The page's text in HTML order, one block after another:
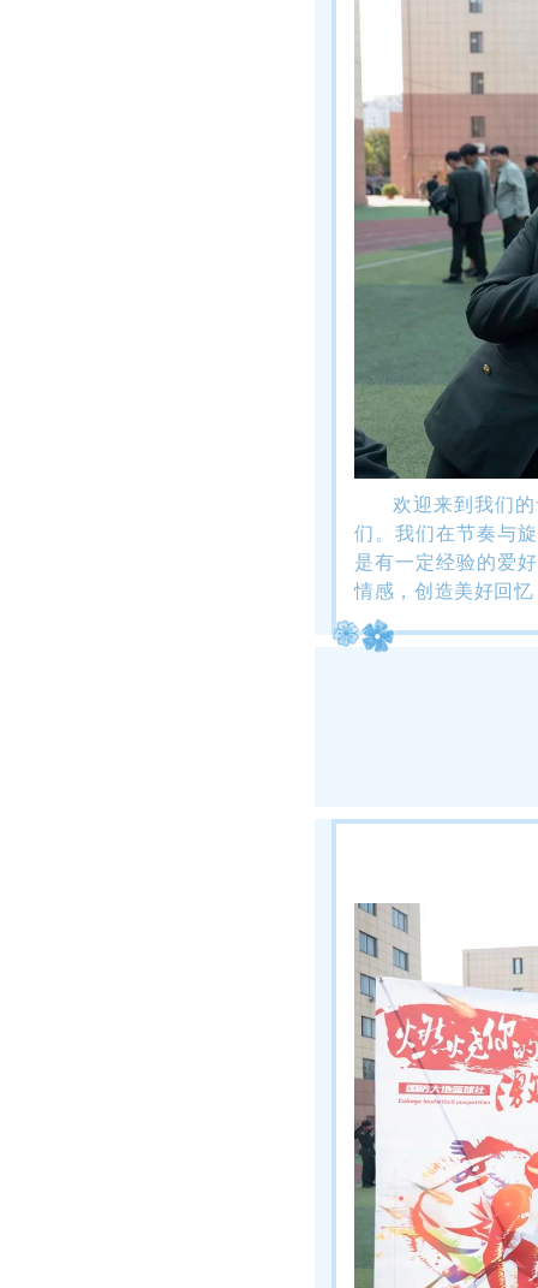
欢迎来到我们
们。我们在节奏与
是有一定经验的爱
情感，创造美好回